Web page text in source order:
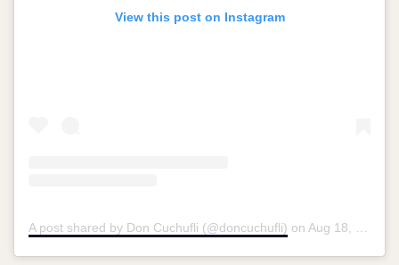
View this post on Instagram
A post shared by Don Cuchufli (@doncuchufli) on Aug 18, 2018 at 2:42pm PDT